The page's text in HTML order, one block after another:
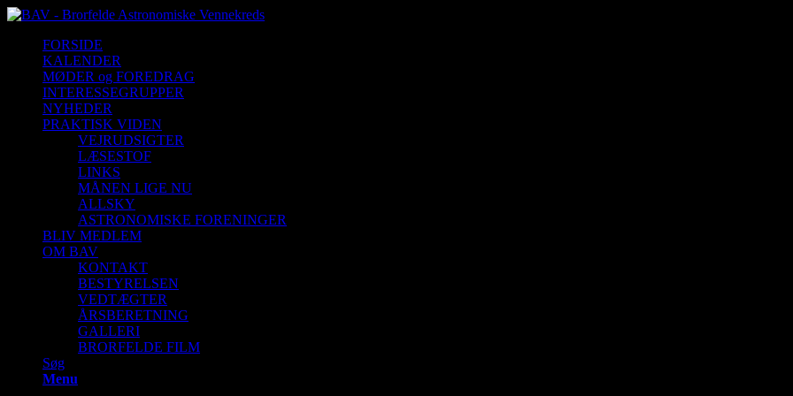
FORSIDE
KALENDER
MØDER og FOREDRAG
INTERESSEGRUPPER
NYHEDER
PRAKTISK VIDEN
VEJRUDSIGTER
LÆSESTOF
LINKS
MÅNEN LIGE NU
ALLSKY
ASTRONOMISKE FORENINGER
BLIV MEDLEM
OM BAV
KONTAKT
BESTYRELSEN
VEDTÆGTER
ÅRSBERETNING
GALLERI
BRORFELDE FILM
Søg
Menu